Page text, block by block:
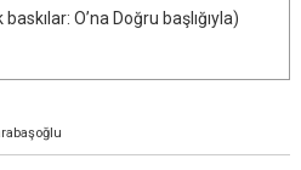
O’na Doğru başlığıyla)